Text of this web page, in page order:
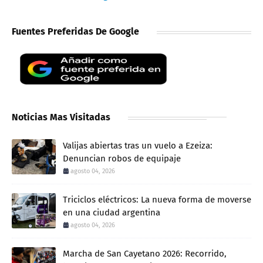
Fuentes Preferidas De Google
Noticias Mas Visitadas
Valijas abiertas tras un vuelo a Ezeiza:
Denuncian robos de equipaje
agosto 04, 2026
Triciclos eléctricos: La nueva forma de moverse
en una ciudad argentina
agosto 04, 2026
Marcha de San Cayetano 2026: Recorrido,